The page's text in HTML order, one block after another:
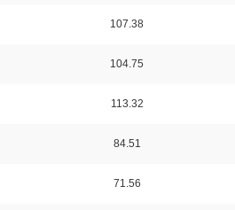
107.38
104.75
113.32
84.51
71.56